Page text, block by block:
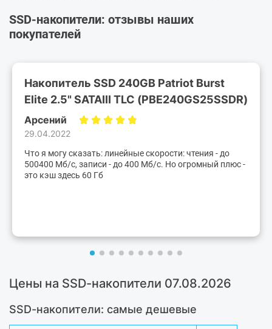
SSD-накопители: отзывы наших
покупателей
Накопитель SSD 240GB Patriot Burst
Elite 2.5" SATAIII TLC (PBE240GS25SSDR)
Арсений
29.04.2022
Что я могу сказать: линейные скорости: чтения - до
500400 Мб/с, записи - до 400 Мб/с. Но огромный плюс -
это кэш здесь 60 Гб
Цены на SSD-накопители 07.08.2026
SSD-накопители: самые дешевые